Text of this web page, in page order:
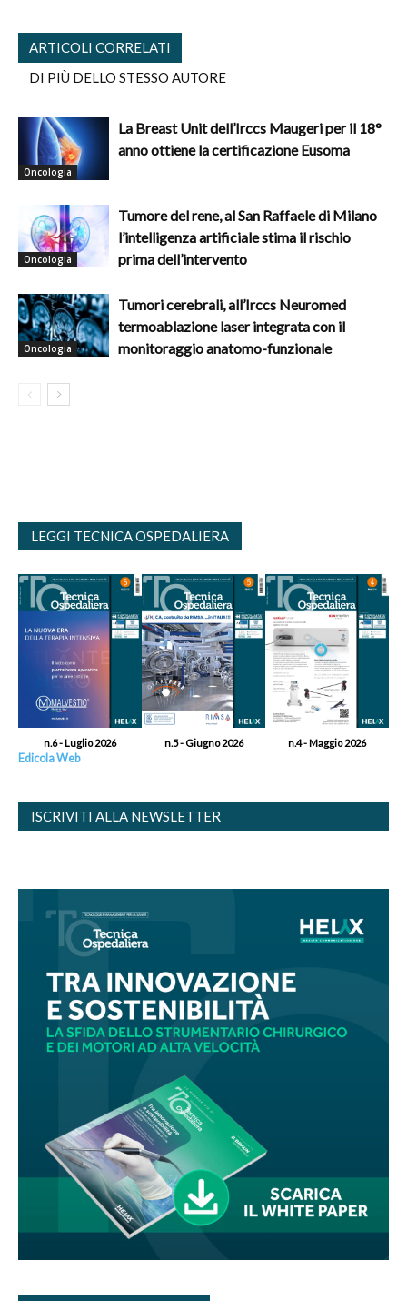
ARTICOLI CORRELATI
DI PIÙ DELLO STESSO AUTORE
Oncologia
La Breast Unit dell’Irccs Maugeri per il 18°
anno ottiene la certificazione Eusoma
Oncologia
Tumore del rene, al San Raffaele di Milano
l’intelligenza artificiale stima il rischio
prima dell’intervento
Oncologia
Tumori cerebrali, all’Irccs Neuromed
termoablazione laser integrata con il
monitoraggio anatomo-funzionale
LEGGI TECNICA OSPEDALIERA
n.6 - Luglio 2026 n.5 - Giugno 2026 n.4 - Maggio 2026
Edicola Web
ISCRIVITI ALLA NEWSLETTER